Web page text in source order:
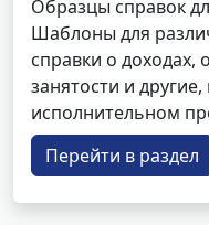
Образцы справок
Шаблоны для
справки о
занятости и
исполнительном
Перейти в раздел